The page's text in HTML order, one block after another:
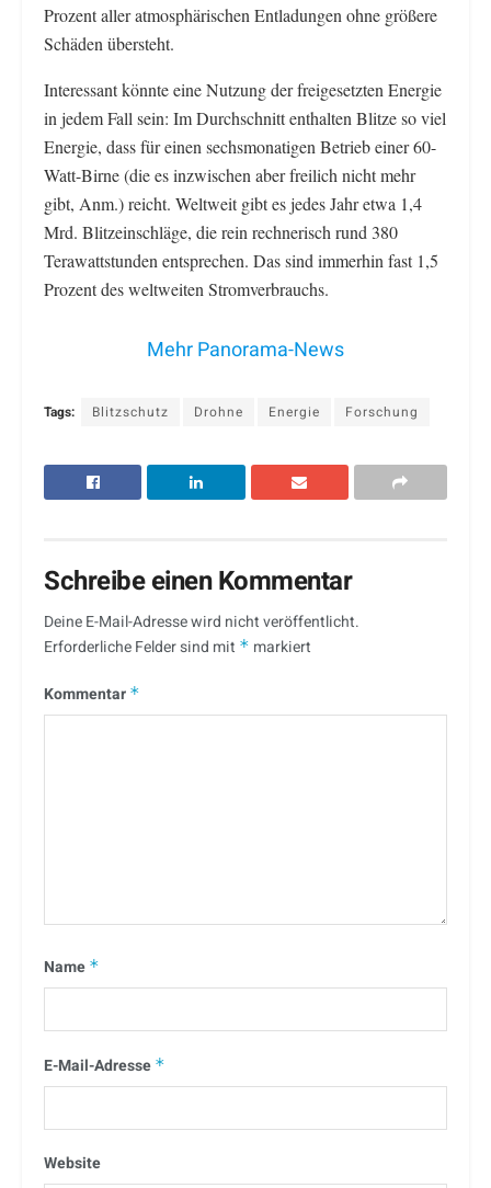
Prozent aller atmosphärischen Entladungen ohne größere
Schäden übersteht.
Interessant könnte eine Nutzung der freigesetzten Energie
in jedem Fall sein: Im Durchschnitt enthalten Blitze so viel
Energie, dass für einen sechsmonatigen Betrieb einer 60-
Watt-Birne (die es inzwischen aber freilich nicht mehr
gibt, Anm.) reicht. Weltweit gibt es jedes Jahr etwa 1,4
Mrd. Blitzeinschläge, die rein rechnerisch rund 380
Terawattstunden entsprechen. Das sind immerhin fast 1,5
Prozent des weltweiten Stromverbrauchs.
Mehr Panorama-News
Tags: Blitzschutz Drohne Energie Forschung
Schreibe einen Kommentar
Deine E-Mail-Adresse wird nicht veröffentlicht.
Erforderliche Felder sind mit * markiert
Kommentar *
Name *
E-Mail-Adresse *
Website